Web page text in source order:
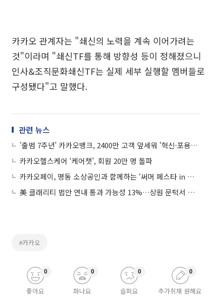
카카오 관계자는 "쇄신의 노력을 계속 이어가려는
것"이라며 "쇄신TF를 통해 방향성 등이 정해졌으니
인사&조직문화쇄신TF는 실제 세부 실행할 멤버들로
구성됐다"고 말했다.
관련 뉴스
'출범 7주년' 카카오뱅크, 2400만 고객 앞세워 '혁신·포용' 두마리토끼 잡았다
카카오헬스케어 ‘케어챗’, 회원 20만 명 돌파
카카오페이, 명동 소상공인과 함께하는 ‘써머 페스타 in 명동’ 후원
美 클래리티 법안 연내 통과 가능성 13%…상원 문턱서 제동
#카카오
좋아요
0
화나요
0
슬퍼요
0
추가취재 원해요
0